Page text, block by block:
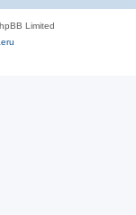
Limited